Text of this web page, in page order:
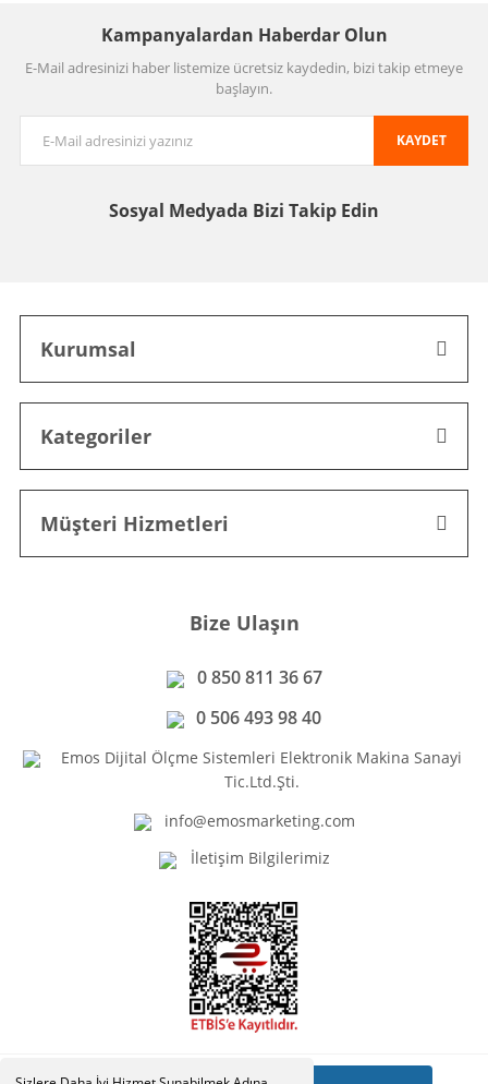
Kampanyalardan Haberdar Olun
E-Mail adresinizi haber listemize ücretsiz kaydedin, bizi takip etmeye
başlayın.
KAYDET
Sosyal Medyada Bizi Takip Edin
Kurumsal
Kategoriler
Müşteri Hizmetleri
Bize Ulaşın
0 850 811 36 67
0 506 493 98 40
Emos Dijital Ölçme Sistemleri Elektronik Makina Sanayi
Tic.Ltd.Şti.
info@emosmarketing.com
İletişim Bilgilerimiz